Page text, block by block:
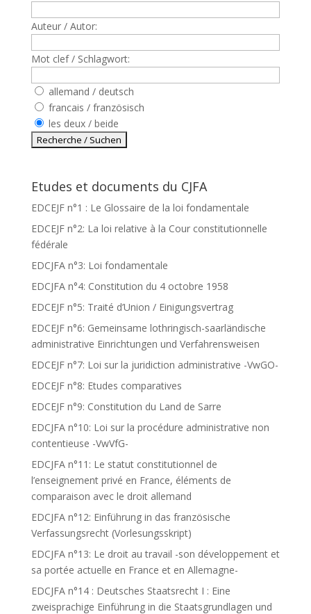
Auteur / Autor:
Mot clef / Schlagwort:
allemand / deutsch
francais / französisch
les deux / beide
Etudes et documents du CJFA
EDCEJF n°1 : Le Glossaire de la loi fondamentale
EDCEJF n°2: La loi relative à la Cour constitutionnelle
fédérale
EDCJFA n°3: Loi fondamentale
EDCJFA n°4: Constitution du 4 octobre 1958
EDCEJF n°5: Traité d’Union / Einigungsvertrag
EDCEJF n°6: Gemeinsame lothringisch-saarländische
administrative Einrichtungen und Verfahrensweisen
EDCEJF n°7: Loi sur la juridiction administrative -VwGO-
EDCEJF n°8: Etudes comparatives
EDCEJF n°9: Constitution du Land de Sarre
EDCJFA n°10: Loi sur la procédure administrative non
contentieuse -VwVfG-
EDCJFA n°11: Le statut constitutionnel de
l’enseignement privé en France, éléments de
comparaison avec le droit allemand
EDCJFA n°12: Einführung in das französische
Verfassungsrecht (Vorlesungsskript)
EDCJFA n°13: Le droit au travail -son développement et
sa portée actuelle en France et en Allemagne-
EDCJFA n°14 : Deutsches Staatsrecht I : Eine
zweisprachige Einführung in die Staatsgrundlagen und